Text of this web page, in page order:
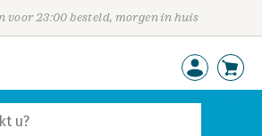
voor 23:00 besteld, morgen in huis